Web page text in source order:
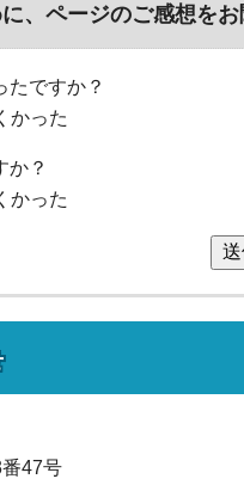
、ページのご感想を
たですか？
かった
か？
かった
47号